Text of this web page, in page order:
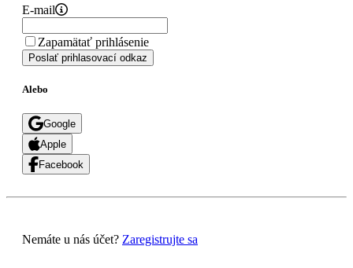
E-mail
Zapamätať prihlásenie
Poslať prihlasovací odkaz
Alebo
Google
Apple
Facebook
Nemáte u nás účet? Zaregistrujte sa